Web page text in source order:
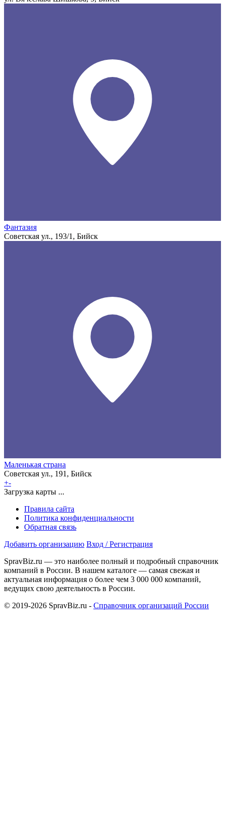
Фантазия
Советская ул., 193/1, Бийск
Маленькая страна
Советская ул., 191, Бийск
+-
Загрузка карты ...
Правила сайта
Политика конфиденциальности
Обратная связь
Добавить организацию Вход / Регистрация
SpravBiz.ru — это наиболее полный и подробный справочник
компаний в России. В нашем каталоге — самая свежая и
актуальная информация о более чем 3 000 000 компаний,
ведущих свою деятельность в России.
© 2019-2026 SpravBiz.ru - Справочник организаций России